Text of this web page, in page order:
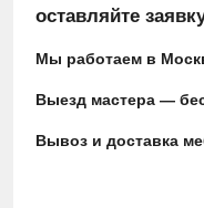
оставляйте
Мы работаем в
Выезд мастера —
Вывоз и доставка